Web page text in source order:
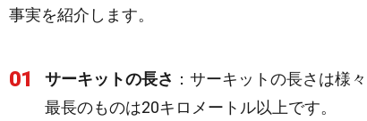
事実を紹介します。
01 サーキットの長さ ：サーキットの長さは様
最長のものは20キロメートル以上です。